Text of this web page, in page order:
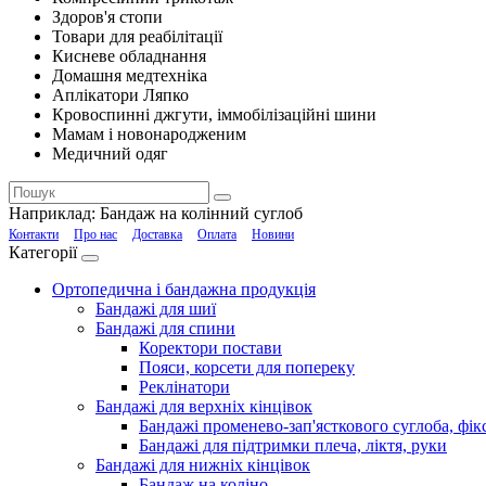
Здоров'я стопи
Товари для реабілітації
Кисневе обладнання
Домашня медтехніка
Аплікатори Ляпко
Кровоспинні джгути, іммобілізаційні шини
Мамам і новонародженим
Медичний одяг
Наприклад: Бандаж на колінний суглоб
Контакти Про нас Доставка Оплата Новини
Категорії
Ортопедична і бандажна продукція
Бандажі для шиї
Бандажі для спини
Коректори постави
Пояси, корсети для попереку
Реклінатори
Бандажі для верхніх кінцівок
Бандажі променево-зап'ясткового суглоба,
Бандажі для підтримки плеча, ліктя, руки
Бандажі для нижніх кінцівок